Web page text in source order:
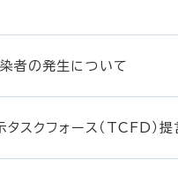
者の発生について
スクフォース（TCFD）